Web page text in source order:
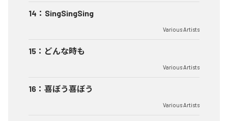
14 ： SingSingSing
Various Artists
15 ： どんな時も
Various Artists
16 ： 喜ぼう喜ぼう
Various Artists